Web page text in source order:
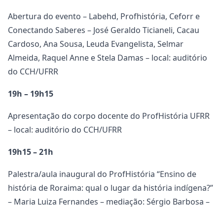
Abertura do evento – Labehd, Profhistória, Ceforr e
Conectando Saberes – José Geraldo Ticianeli, Cacau
Cardoso, Ana Sousa, Leuda Evangelista, Selmar
Almeida, Raquel Anne e Stela Damas – local: auditório
do CCH/UFRR
19h – 19h15
Apresentação do corpo docente do ProfHistória UFRR
– local: auditório do CCH/UFRR
19h15 – 21h
Palestra/aula inaugural do ProfHistória “Ensino de
história de Roraima: qual o lugar da história indígena?”
– Maria Luiza Fernandes – mediação: Sérgio Barbosa –